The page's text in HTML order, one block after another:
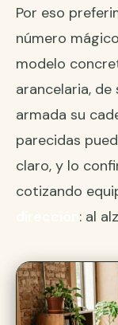
Por eso
número
modelo
arancelaria,
armada su
parecidas
claro, y lo
cotizando
: al